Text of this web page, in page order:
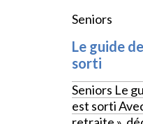
Seniors
Le guide
sorti
Seniors Le
est sorti